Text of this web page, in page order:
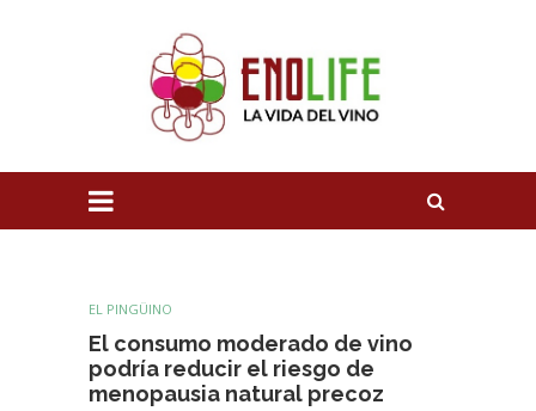
EL PINGÜINO
El consumo moderado de vino
podría reducir el riesgo de
menopausia natural precoz